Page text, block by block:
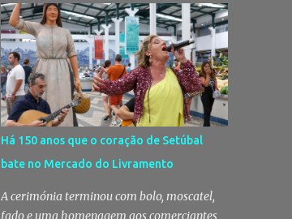
diligências policiais. Foi no decorrer dessas
ações que os militares localizaram um
suspeito no interior de um edifício público.
Apanhado em flagrante De ...
Maria dos Santos volta a vestir-se de branco
para receber milhares de pessoas numa
noite de música, reencontros e
solidariedade, em que parte das receitas
reverterá para a Associação Humanitária
dos Bombeiros Voluntários do Pinhal Novo,
reforçando o espírito comunitário que
sempre distinguiu este evento. O branco é a
cor essencial da festa de 1 de Agosto no
Pinhal Novo 10 anos depois da primeira
edição, a White Party continua a ser muito
Há 150 anos que o coração de Setúbal
bate no Mercado do Livramento
A cerimónia terminou com bolo, moscatel,
fado e uma homenagem aos comerciantes